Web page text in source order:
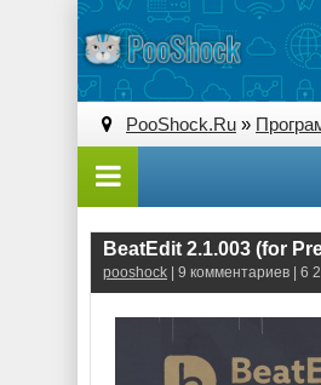
PooShock.Ru »
BeatEdit 2.1.003 (for
pooshock | 9 комментариев | 6